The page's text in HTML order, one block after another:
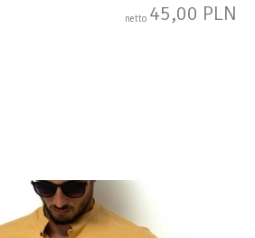
netto 45,00 PLN